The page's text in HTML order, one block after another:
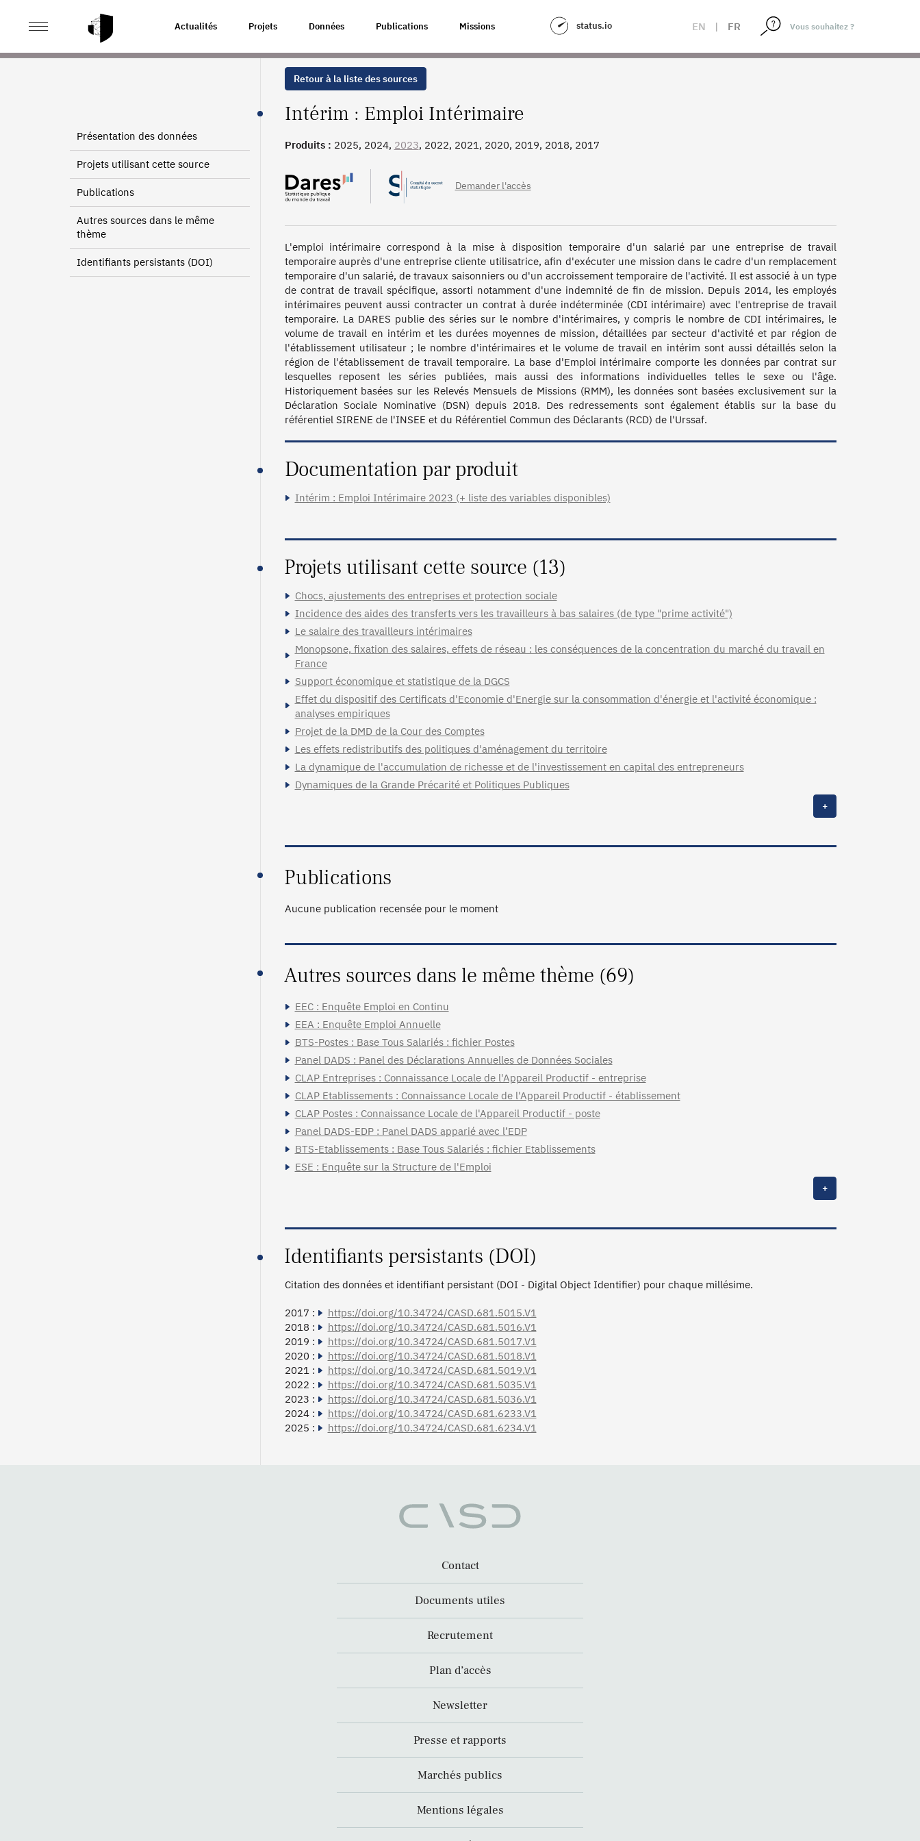
Actualités Projets Données Publications Missions status.io EN | FR
ACCUEIL EMPLOI INTÉRIMAIRE
Présentation des données
Projets utilisant cette source
Publications
Autres sources dans le même
thème
Identifiants persistants (DOI)
Retour à la liste des sources
Intérim : Emploi Intérimaire
Produits : 2025, 2024, 2023, 2022, 2021, 2020, 2019, 2018, 2017
Demander l'accès
L'emploi intérimaire correspond à la mise à disposition temporaire d'un salarié par une entreprise de travail
temporaire auprès d'une entreprise cliente utilisatrice, afin d'exécuter une mission dans le cadre d'un remplacement
temporaire d'un salarié, de travaux saisonniers ou d'un accroissement temporaire de l'activité. Il est associé à un type
de contrat de travail spécifique, assorti notamment d'une indemnité de fin de mission. Depuis 2014, les employés
intérimaires peuvent aussi contracter un contrat à durée indéterminée (CDI intérimaire) avec l'entreprise de travail
temporaire. La DARES publie des séries sur le nombre d'intérimaires, y compris le nombre de CDI intérimaires, le
volume de travail en intérim et les durées moyennes de mission, détaillées par secteur d'activité et par région de
l'établissement utilisateur ; le nombre d'intérimaires et le volume de travail en intérim sont aussi détaillés selon la
région de l'établissement de travail temporaire. La base d'Emploi intérimaire comporte les données par contrat sur
lesquelles reposent les séries publiées, mais aussi des informations individuelles telles le sexe ou l'âge.
Historiquement basées sur les Relevés Mensuels de Missions (RMM), les données sont basées exclusivement sur la
Déclaration Sociale Nominative (DSN) depuis 2018. Des redressements sont également établis sur la base du
référentiel SIRENE de l'INSEE et du Référentiel Commun des Déclarants (RCD) de l'Urssaf.
Documentation par produit
Intérim : Emploi Intérimaire 2023 (+ liste des variables disponibles)
Projets utilisant cette source (13)
Chocs, ajustements des entreprises et protection sociale
Incidence des aides des transferts vers les travailleurs à bas salaires (de type "prime activité")
Le salaire des travailleurs intérimaires
Monopsone, fixation des salaires, effets de réseau : les conséquences de la concentration du marché du travail en
France
Support économique et statistique de la DGCS
Effet du dispositif des Certificats d'Economie d'Energie sur la consommation d'énergie et l'activité économique :
analyses empiriques
Projet de la DMD de la Cour des Comptes
Les effets redistributifs des politiques d'aménagement du territoire
La dynamique de l'accumulation de richesse et de l'investissement en capital des entrepreneurs
Dynamiques de la Grande Précarité et Politiques Publiques
+
Publications
Aucune publication recensée pour le moment
Autres sources dans le même thème (69)
EEC : Enquête Emploi en Continu
EEA : Enquête Emploi Annuelle
BTS-Postes : Base Tous Salariés : fichier Postes
Panel DADS : Panel des Déclarations Annuelles de Données Sociales
CLAP Entreprises : Connaissance Locale de l'Appareil Productif - entreprise
CLAP Etablissements : Connaissance Locale de l'Appareil Productif - établissement
CLAP Postes : Connaissance Locale de l'Appareil Productif - poste
Panel DADS-EDP : Panel DADS apparié avec l’EDP
BTS-Etablissements : Base Tous Salariés : fichier Etablissements
ESE : Enquête sur la Structure de l'Emploi
+
Identifiants persistants (DOI)
Citation des données et identifiant persistant (DOI - Digital Object Identifier) pour chaque millésime.
2017 :
https://doi.org/10.34724/CASD.681.5015.V1
2018 :
https://doi.org/10.34724/CASD.681.5016.V1
2019 :
https://doi.org/10.34724/CASD.681.5017.V1
2020 :
https://doi.org/10.34724/CASD.681.5018.V1
2021 :
https://doi.org/10.34724/CASD.681.5019.V1
2022 :
https://doi.org/10.34724/CASD.681.5035.V1
2023 :
https://doi.org/10.34724/CASD.681.5036.V1
2024 :
https://doi.org/10.34724/CASD.681.6233.V1
2025 :
https://doi.org/10.34724/CASD.681.6234.V1
Contact
Documents utiles
Recrutement
Plan d’accès
Newsletter
Presse et rapports
Marchés publics
Mentions légales